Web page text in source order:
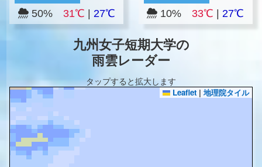
50% 31℃ 27℃ 10% 33℃ |27℃
九州女子短期大学の
雨雲レーダー
タップすると拡大します
Leaflet | 地理院タイル